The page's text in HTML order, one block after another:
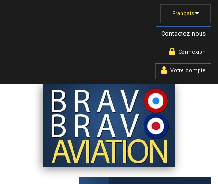
Français
Contactez-nous
Connexion
Votre compte